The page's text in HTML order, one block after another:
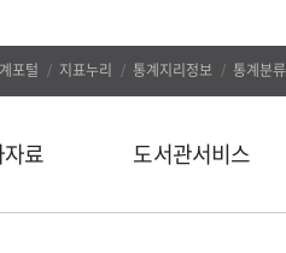
포털 지표누리 통계지리정보 통계분
료 도서관서비스